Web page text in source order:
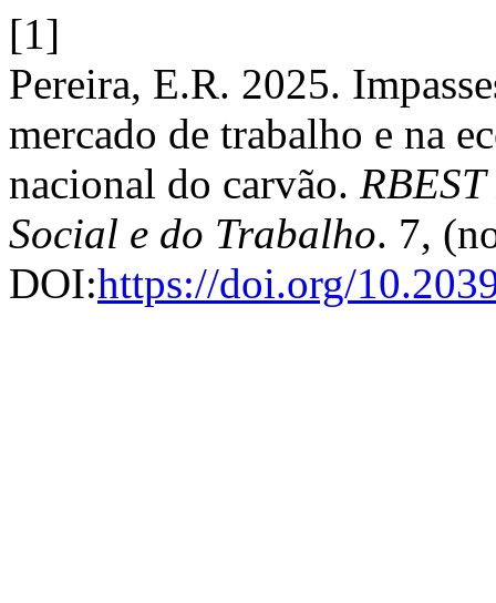
[1]
Pereira, E.R. 2025.
mercado de trabalho e na
nacional do carvão.
Social e do Trabalho. 7,
DOI:https://doi.org/